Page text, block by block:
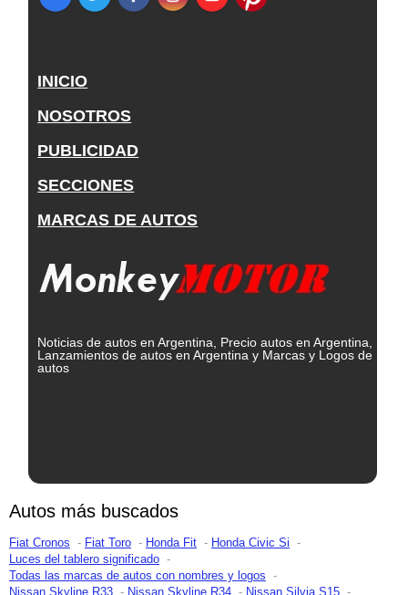
INICIO
NOSOTROS
PUBLICIDAD
SECCIONES
MARCAS DE AUTOS
Noticias de autos en Argentina, Precio autos en Argentina,
Lanzamientos de autos en Argentina y Marcas y Logos de
autos
Autos más buscados
Fiat Cronos Fiat Toro Honda Fit
Honda Civic Si
Luces del tablero significado
Todas las marcas de autos con nombres y logos
Nissan Skyline R33
Nissan Skyline R34 Nissan Silvia S15